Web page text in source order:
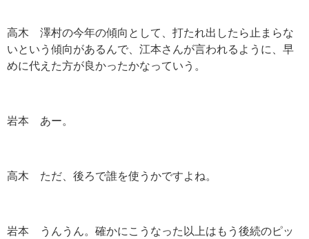
高木 澤村の今年の傾向として、打たれ出したら止まらな
いという傾向があるんで、江本さんが言われるように、早
めに代えた方が良かったかなっていう。
岩本 あー。
高木 ただ、後ろで誰を使うかですよね。
岩本 うんうん。確かにこうなった以上はもう後続のピッ